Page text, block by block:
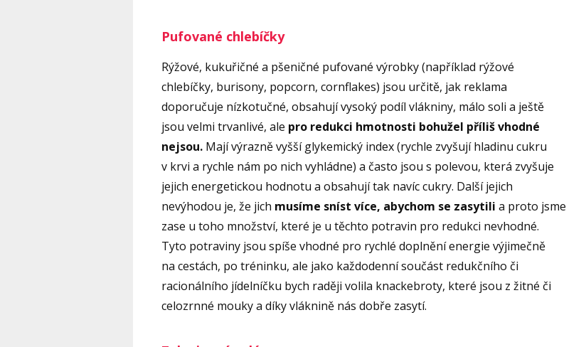
Pufované chlebíčky
Rýžové, kukuřičné a pšeničné pufované výrobky (například rýžové
chlebíčky, burisony, popcorn, cornflakes) jsou určitě, jak reklama
doporučuje nízkotučné, obsahují vysoký podíl vlákniny, málo soli a ještě
jsou velmi trvanlivé, ale pro redukci hmotnosti bohužel příliš vhodné
nejsou. Mají výrazně vyšší glykemický index (rychle zvyšují hladinu cukru
v krvi a rychle nám po nich vyhládne) a často jsou s polevou, která zvyšuje
jejich energetickou hodnotu a obsahují tak navíc cukry. Další jejich
nevýhodou je, že jich musíme sníst více, abychom se zasytili a proto jsme
zase u toho množství, které je u těchto potravin pro redukci nevhodné.
Tyto potraviny jsou spíše vhodné pro rychlé doplnění energie výjimečně
na cestách, po tréninku, ale jako každodenní součást redukčního či
racionálního jídelníčku bych raději volila knackebroty, které jsou z žitné či
celozrnné mouky a díky vláknině nás dobře zasytí.